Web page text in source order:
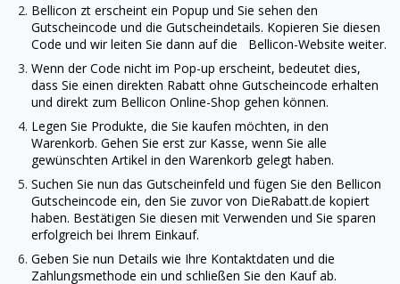
Bellicon zt erscheint ein Popup und Sie sehen den
Gutscheincode und die Gutscheindetails. Kopieren Sie diesen
Code und wir leiten Sie dann auf die Bellicon-Website weiter.
Wenn der Code nicht im Pop-up erscheint, bedeutet dies,
dass Sie einen direkten Rabatt ohne Gutscheincode erhalten
und direkt zum Bellicon Online-Shop gehen können.
Legen Sie Produkte, die Sie kaufen möchten, in den
Warenkorb. Gehen Sie erst zur Kasse, wenn Sie alle
gewünschten Artikel in den Warenkorb gelegt haben.
Suchen Sie nun das Gutscheinfeld und fügen Sie den Bellicon
Gutscheincode ein, den Sie zuvor von DieRabatt.de kopiert
haben. Bestätigen Sie diesen mit Verwenden und Sie sparen
erfolgreich bei Ihrem Einkauf.
Geben Sie nun Details wie Ihre Kontaktdaten und die
Zahlungsmethode ein und schließen Sie den Kauf ab.